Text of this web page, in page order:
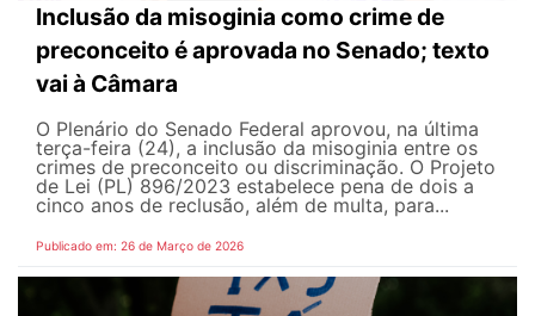
Inclusão da misoginia como crime de
preconceito é aprovada no Senado; texto
vai à Câmara
O Plenário do Senado Federal aprovou, na última
terça-feira (24), a inclusão da misoginia entre os
crimes de preconceito ou discriminação. O Projeto
de Lei (PL) 896/2023 estabelece pena de dois a
cinco anos de reclusão, além de multa, para...
Publicado em: 26 de Março de 2026